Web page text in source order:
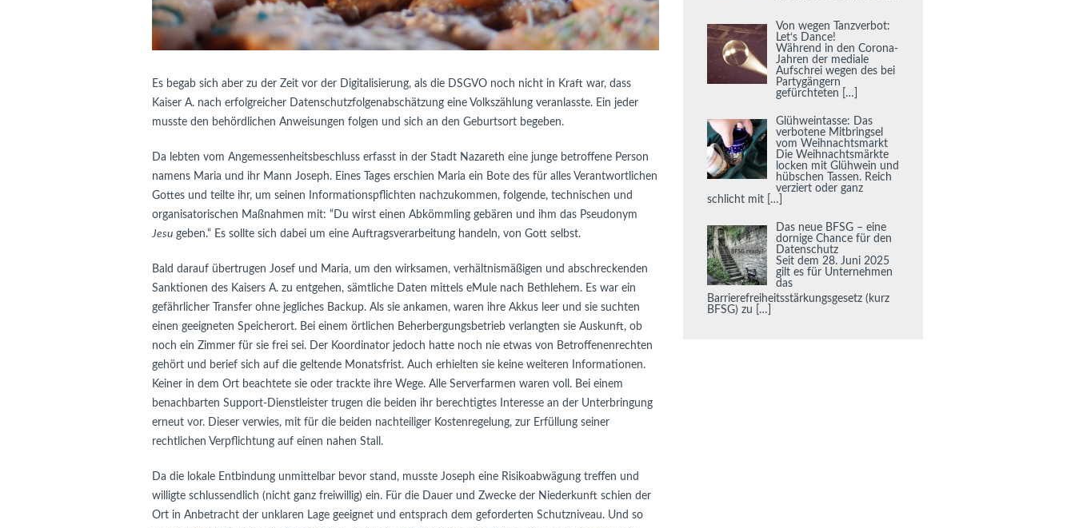
Es begab sich aber zu der Zeit vor der Digitalisierung, als die DSGVO noch nicht in Kraft war, dass
Kaiser A. nach erfolgreicher Datenschutzfolgenabschätzung eine Volkszählung veranlasste. Ein jeder
musste den behördlichen Anweisungen folgen und sich an den Geburtsort begeben.
Da lebten vom Angemessenheitsbeschluss erfasst in der Stadt Nazareth eine junge betroffene Person
namens Maria und ihr Mann Joseph. Eines Tages erschien Maria ein Bote des für alles Verantwortlichen
Gottes und teilte ihr, um seinen Informationspflichten nachzukommen, folgende, technischen und
organisatorischen Maßnahmen mit: “Du wirst einen Abkömmling gebären und ihm das Pseudonym
Jesu geben.“ Es sollte sich dabei um eine Auftragsverarbeitung handeln, von Gott selbst.
Bald darauf übertrugen Josef und Maria, um den wirksamen, verhältnismäßigen und abschreckenden
Sanktionen des Kaisers A. zu entgehen, sämtliche Daten mittels eMule nach Bethlehem. Es war ein
gefährlicher Transfer ohne jegliches Backup. Als sie ankamen, waren ihre Akkus leer und sie suchten
einen geeigneten Speicherort. Bei einem örtlichen Beherbergungsbetrieb verlangten sie Auskunft, ob
noch ein Zimmer für sie frei sei. Der Koordinator jedoch hatte noch nie etwas von Betroffenenrechten
gehört und berief sich auf die geltende Monatsfrist. Auch erhielten sie keine weiteren Informationen.
Keiner in dem Ort beachtete sie oder trackte ihre Wege. Alle Serverfarmen waren voll. Bei einem
benachbarten Support-Dienstleister trugen die beiden ihr berechtigtes Interesse an der Unterbringung
erneut vor. Dieser verwies, mit für die beiden nachteiliger Kostenregelung, zur Erfüllung seiner
rechtlichen Verpflichtung auf einen nahen Stall.
Da die lokale Entbindung unmittelbar bevor stand, musste Joseph eine Risikoabwägung treffen und
willigte schlussendlich (nicht ganz freiwillig) ein. Für die Dauer und Zwecke der Niederkunft schien der
Ort in Anbetracht der unklaren Lage geeignet und entsprach dem geforderten Schutzniveau. Und so
Von wegen Tanzverbot:
Let‘s Dance!
Während in den Corona-
Jahren der mediale
Aufschrei wegen des bei
Partygängern
gefürchteten
[…]
Glühweintasse: Das
verbotene Mitbringsel
vom Weihnachtsmarkt
Die Weihnachtsmärkte
locken mit Glühwein und
hübschen Tassen. Reich
verziert oder ganz
schlicht mit
[…]
Das neue BFSG – eine
dornige Chance für den
Datenschutz
Seit dem 28. Juni 2025
gilt es für Unternehmen
das
Barrierefreiheitsstärkungsgesetz (kurz
BFSG) zu
[…]